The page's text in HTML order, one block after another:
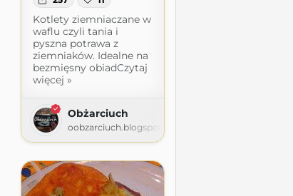
Kotlety ziemniaczane w
waflu czyli tania i
pyszna potrawa z
ziemniaków. Idealne na
bezmięsny obiadCzytaj
więcej »
Obżarciuch
oobzarciuch.blogspot.com